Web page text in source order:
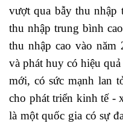
vượt qua bẫy thu nhập
thu nhập trung bình
thu nhập cao vào năm
và phát huy có hiệu
mới, có sức mạnh lan
cho phát triển kinh tế -
là một quốc gia có sự